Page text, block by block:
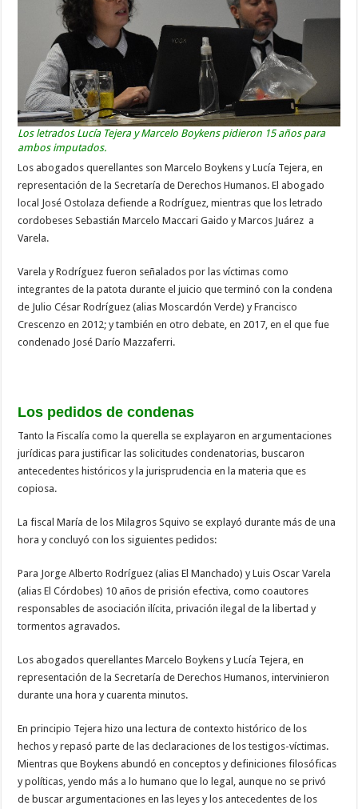
Los letrados Lucía Tejera y Marcelo Boykens pidieron 15 años para
ambos imputados.
Los abogados querellantes son Marcelo Boykens y Lucía Tejera, en
representación de la Secretaría de Derechos Humanos. El abogado
local José Ostolaza defiende a Rodríguez, mientras que los letrado
cordobeses Sebastián Marcelo Maccari Gaido y Marcos Juárez a
Varela.
Varela y Rodríguez fueron señalados por las víctimas como
integrantes de la patota durante el juicio que terminó con la condena
de Julio César Rodríguez (alias Moscardón Verde) y Francisco
Crescenzo en 2012; y también en otro debate, en 2017, en el que fue
condenado José Darío Mazzaferri.
Los pedidos de condenas
Tanto la Fiscalía como la querella se explayaron en argumentaciones
jurídicas para justificar las solicitudes condenatorias, buscaron
antecedentes históricos y la jurisprudencia en la materia que es
copiosa.
La fiscal María de los Milagros Squivo se explayó durante más de una
hora y concluyó con los siguientes pedidos:
Para Jorge Alberto Rodríguez (alias El Manchado) y Luis Oscar Varela
(alias El Córdobes) 10 años de prisión efectiva, como coautores
responsables de asociación ilícita, privación ilegal de la libertad y
tormentos agravados.
Los abogados querellantes Marcelo Boykens y Lucía Tejera, en
representación de la Secretaría de Derechos Humanos, intervinieron
durante una hora y cuarenta minutos.
En principio Tejera hizo una lectura de contexto histórico de los
hechos y repasó parte de las declaraciones de los testigos-víctimas.
Mientras que Boykens abundó en conceptos y definiciones filosóficas
y políticas, yendo más a lo humano que lo legal, aunque no se privó
de buscar argumentaciones en las leyes y los antecedentes de los